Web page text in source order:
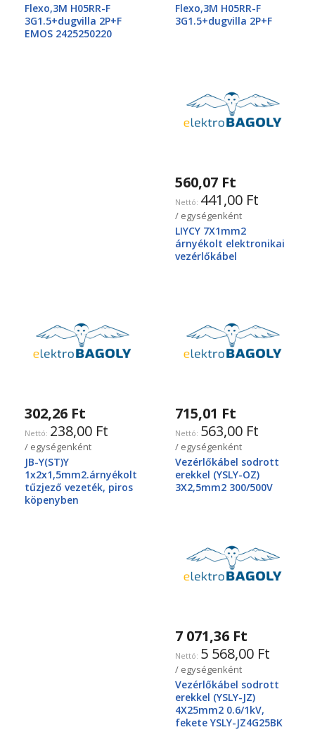
Flexo,3M H05RR-F
3G1.5+dugvilla 2P+F
EMOS 2425250220
Flexo,3M H05RR-F
3G1.5+dugvilla 2P+F
560,07 Ft
441,00 Ft
/ egységenként
LIYCY 7X1mm2
árnyékolt elektronikai
vezérlőkábel
302,26 Ft
238,00 Ft
/ egységenként
JB-Y(ST)Y
1x2x1,5mm2.árnyékolt
tűzjező vezeték, piros
köpenyben
715,01 Ft
563,00 Ft
/ egységenként
Vezérlőkábel sodrott
erekkel (YSLY-OZ)
3X2,5mm2 300/500V
7 071,36 Ft
5 568,00 Ft
/ egységenként
Vezérlőkábel sodrott
erekkel (YSLY-JZ)
4X25mm2 0.6/1kV,
fekete YSLY-JZ4G25BK